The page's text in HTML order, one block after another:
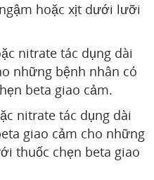
hoặc xịt dưới lưỡi
nitrate tác dụng dài
những bệnh nhân có
beta giao cảm.
nitrate tác dụng dài
giao cảm cho những
thuốc chẹn beta giao